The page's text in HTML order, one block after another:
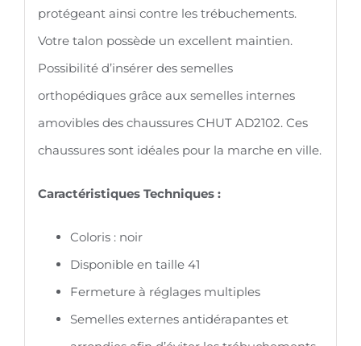
protégeant ainsi contre les trébuchements.
Votre talon possède un excellent maintien.
Possibilité d’insérer des semelles
orthopédiques grâce aux semelles internes
amovibles des chaussures CHUT AD2102. Ces
chaussures sont idéales pour la marche en ville.
Caractéristiques Techniques :
Coloris : noir
Disponible en taille 41
Fermeture à réglages multiples
Semelles externes antidérapantes et